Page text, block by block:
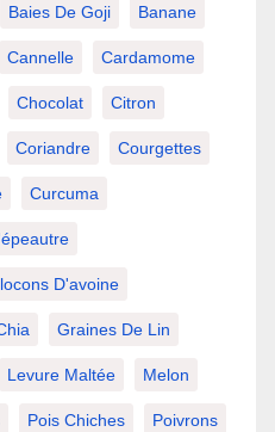
Baies De Goji Banane
Cannelle Cardamome
Chocolat Citron
Coriandre Courgettes
Curcuma
D'avoine
Graines De Lin
Levure Maltée Melon
Pois Chiches Poivrons